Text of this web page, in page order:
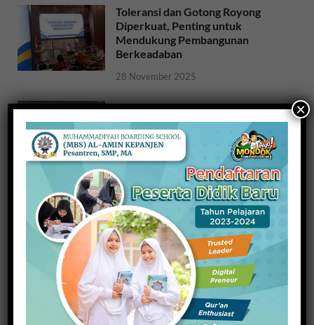
Toleransi dan Gotong Royong
Diperkuat, Penting untuk
Mendukung Pembangunan
Berkeadaban
28 November 2025
Sosialisasi Ideologi dan Sejarah
Bangsa: Meneguhkan Jati Diri
Bangsa untuk NKRI
26 November 2025
Raih Indeks Harmoni Indonesia
dari Mendagri, Kesbangpol
Wujudkan Kampung Harmoni
20 November 2025
×